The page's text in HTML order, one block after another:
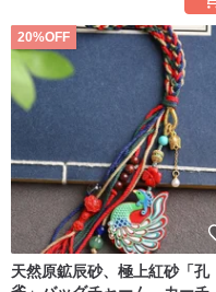
20%OFF
天然原鉱辰砂、極上紅砂「孔